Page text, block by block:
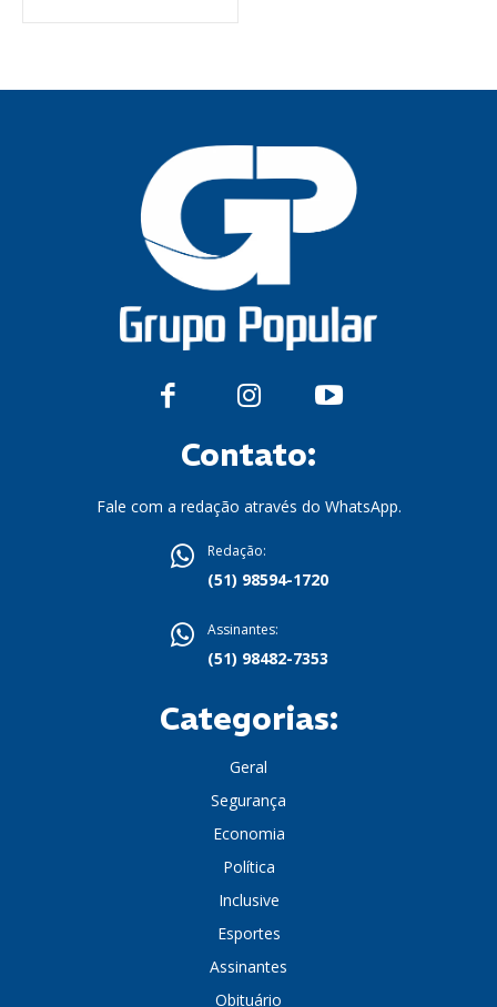
Contato:
Fale com a redação através do WhatsApp.
Redação:
(51) 98594-1720
Assinantes:
(51) 98482-7353
Categorias:
Geral
Segurança
Economia
Política
Inclusive
Esportes
Assinantes
Obituário